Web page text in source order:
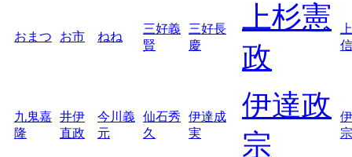
おまつ お市 ねね
三好義
賢
三好長
慶
上杉憲
政
信
九鬼嘉
隆
井伊
直政
今川義
元
仙石秀
久
伊達成
実
伊達政
宗
宗